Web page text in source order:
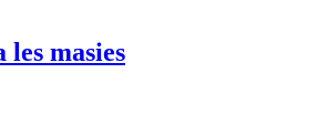
les masies